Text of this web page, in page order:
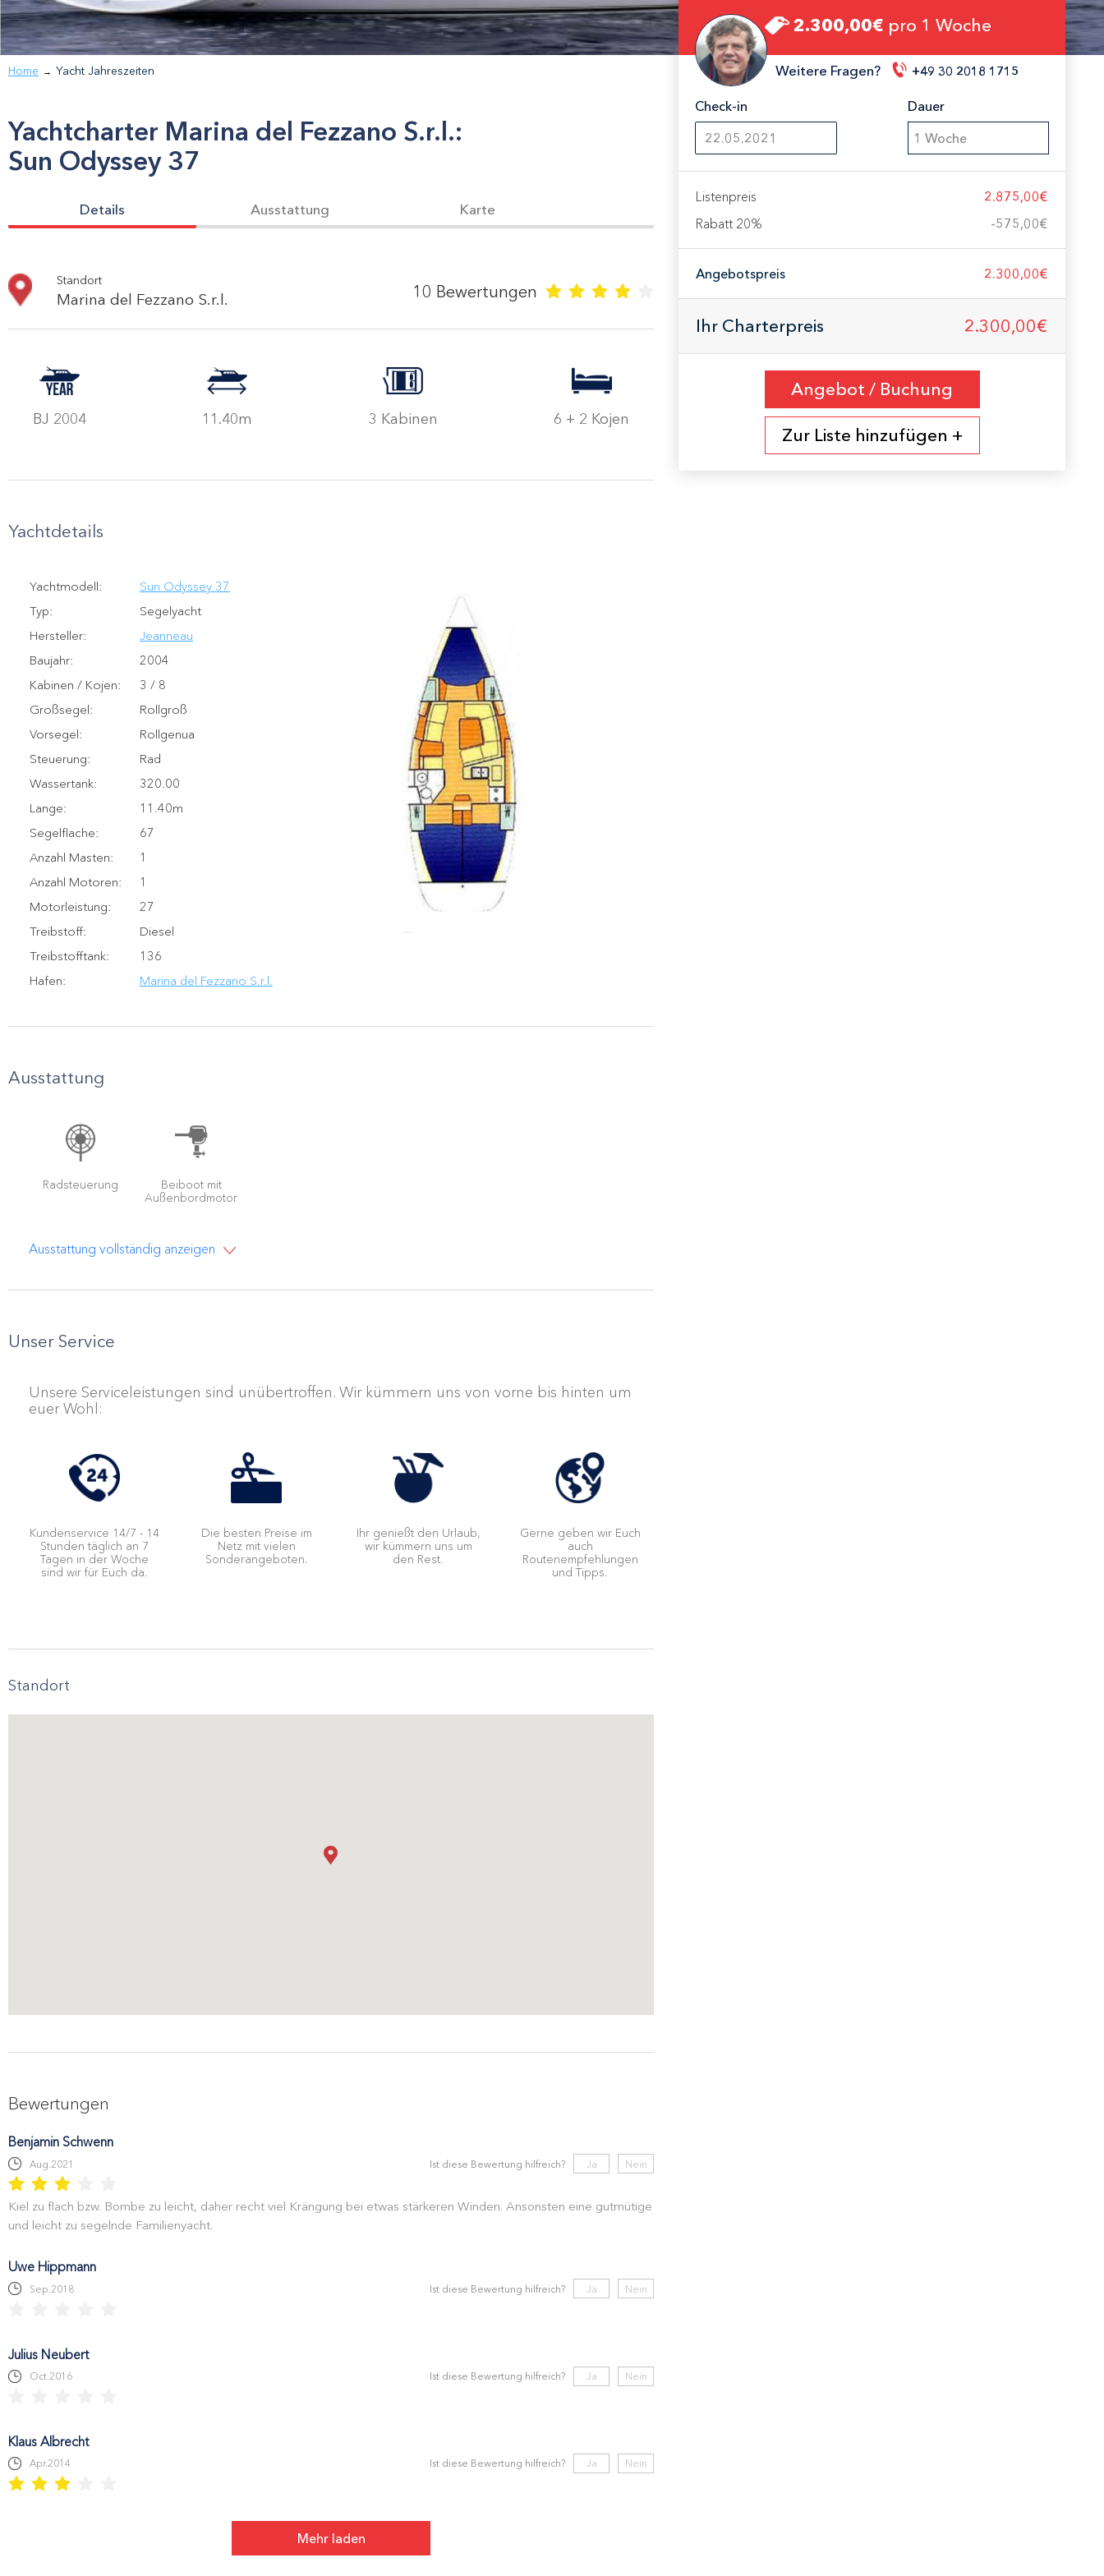
Home → Yacht Jahreszeiten
Yachtcharter Marina del Fezzano S.r.l.:
Sun Odyssey 37
Details Ausstattung Karte
Standort
Marina del Fezzano S.r.l. 10 Bewertungen
BJ 2004 11.40m 3 Kabinen 6 + 2 Kojen
Yachtdetails
Yachtmodell:
Sun Odyssey 37
Typ:
Segelyacht
Hersteller:
Jeanneau
Baujahr:
2004
Kabinen / Kojen:
3 / 8
Großsegel:
Rollgroß
Vorsegel:
Rollgenua
Steuerung:
Rad
Wassertank:
320.00
Lange:
11.40m
Segelflache:
67
Anzahl Masten:
1
Anzahl Motoren:
1
Motorleistung:
27
Treibstoff:
Diesel
Treibstofftank:
136
Hafen: Marina del Fezzano S.r.l.
Ausstattung
Radsteuerung
Beiboot mit
Außenbordmotor
Ausstattung vollständig anzeigen
Unser Service
Unsere Serviceleistungen sind unübertroffen. Wir kümmern uns von vorne bis hinten um
euer Wohl:
Kundenservice 14/7 - 14
Stunden täglich an 7
Tagen in der Woche
sind wir für Euch da.
Die besten Preise im
Netz mit vielen
Sonderangeboten.
Ihr genießt den Urlaub,
wir kümmern uns um
den Rest.
Gerne geben wir Euch
auch
Routenempfehlungen
und Tipps.
Standort
Bewertungen
Benjamin Schwenn
Aug.2021 Ist diese Bewertung hilfreich? Ja Nein
Kiel zu flach bzw. Bombe zu leicht, daher recht viel Krängung bei etwas stärkeren Winden. Ansonsten eine gutmütige
und leicht zu segelnde Familienyacht.
Uwe Hippmann
Sep.2018 Ist diese Bewertung hilfreich? Ja Nein
Julius Neubert
Oct.2016 Ist diese Bewertung hilfreich? Ja Nein
Klaus Albrecht
Apr.2014 Ist diese Bewertung hilfreich? Ja Nein
Mehr laden
2.300,00€ pro 1 Woche
Weitere Fragen? +49 30 2018 1715
Check-in
Dauer
1 Woche
Listenpreis
2.875,00€
Rabatt 20%
-575,00€
Angebotspreis 2.300,00€
Ihr Charterpreis 2.300,00€
Angebot / Buchung
Zur Liste hinzufügen +